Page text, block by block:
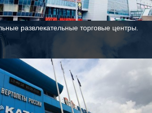
развлекательные торговые центры.